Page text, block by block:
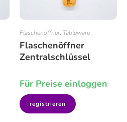
Flaschenöffner, Tableware
Flaschenöffner
Zentralschlüssel
Für Preise einloggen
registrieren